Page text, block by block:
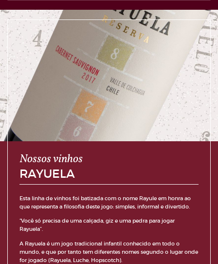
Nossos vinhos
RAYUELA
Esta linha de vinhos foi batizada com o nome Rayule em honra ao
que representa a filosofia deste jogo: simples, informal e divertido.
“Você só precisa de uma calçada, giz e uma pedra para jogar
Rayuela”.
A Rayuela é um jogo tradicional infantil conhecido em todo o
mundo, e que por tanto tem diferentes nomes segundo o lugar onde
for jogado (Rayuela, Luche, Hopscotch).